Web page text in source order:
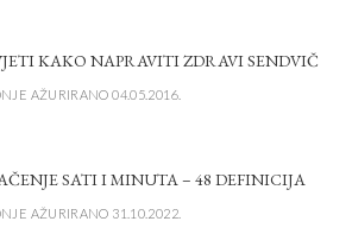
KAKO NAPRAVITI ZDRAVI SENDVIČ
AŽURIRANO 04.05.2016.
SATI I MINUTA – 48 DEFINICIJA
AŽURIRANO 31.10.2022.